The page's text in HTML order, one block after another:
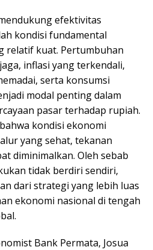
efektivitas
kondisi fundamental
relatif kuat. Pertumbuhan
inflasi yang terkendali,
serta konsumsi
modal penting dalam
pasar terhadap rupiah.
kondisi ekonomi
yang sehat, tekanan
diminimalkan. Oleh sebab
tidak berdiri sendiri,
dari strategi yang lebih luas
ekonomi nasional di tengah
Bank Permata, Josua